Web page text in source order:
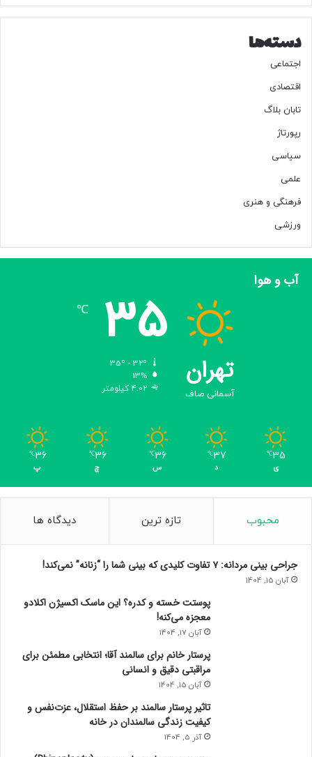
دسته‌ها
اجتماعی
اقتصادی
تابان بلاگ
رپورتاژ
سیاسی
علمی
فرهنگی و هنری
ورزشی
آب و هوا
تهران
آسمانی صاف
35
℃
13%
4.02 کیلومتر
35
℃
ی
37
℃
د
36
℃
س
36
℃
چ
36
℃
پ
محبوب تازه ترین دیدگاه ها
جراحی بینی مردانه: ۷ تفاوت کلیدی که بینی شما را “زنانه” نمی‌کند!
آبان 15, 1404
پوستت خسته و کدره؟ این ماسک اکسیژن اکلادو
معجزه می‌کنه!
آبان 17, 1404
پرستار خانم برای سالمند آقا؛ انتخابی مطمئن برای
مراقبتی دقیق و انسانی
آبان 15, 1404
تاثیر پرستار سالمند بر حفظ استقلال، عزت‌نفس و
کیفیت زندگی سالمندان در خانه
آذر 5, 1404